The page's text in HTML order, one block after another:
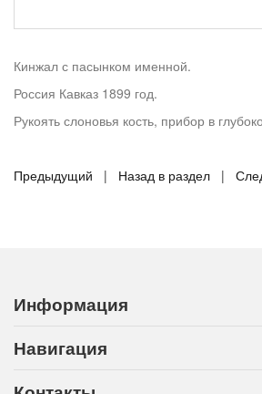
Кинжал с пасынком именной.
Россия Кавказ 1899 год.
Рукоять слоновья кость, прибор в
Предыдущий | Назад в раздел |
Информация
Навигация